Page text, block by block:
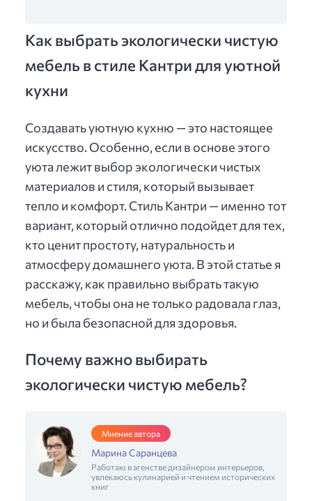
Как выбрать экологически чистую
мебель в стиле Кантри для уютной
кухни
Создавать уютную кухню — это настоящее
искусство. Особенно, если в основе этого
уюта лежит выбор экологически чистых
материалов и стиля, который вызывает
тепло и комфорт. Стиль Кантри — именно тот
вариант, который отлично подойдет для тех,
кто ценит простоту, натуральность и
атмосферу домашнего уюта. В этой статье я
расскажу, как правильно выбрать такую
мебель, чтобы она не только радовала глаз,
но и была безопасной для здоровья.
Почему важно выбирать
экологически чистую мебель?
Мнение автора
Марина Саранцева
Работаю в агенстве дизайнером интерьеров,
увлекаюсь кулинарией и чтением исторических
книг